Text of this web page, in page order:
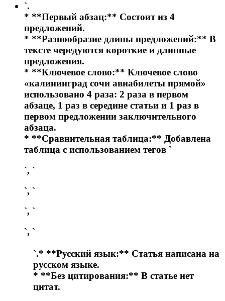
`.
* **Первый абзац:** Состоит из 4
предложений.
* **Разнообразие длины предложений:** В
тексте чередуются короткие и длинные
предложения.
* **Ключевое слово:** Ключевое слово
«калининград сочи авиабилеты прямой»
использовано 4 раза: 2 раза в первом
абзаце, 1 раз в середине статьи и 1 раз в
первом предложении заключительного
абзаца.
* **Сравнительная таблица:** Добавлена
таблица с использованием тегов `
`, `
`, `
`, `
`, `
`.* **Русский язык:** Статья написана на
русском языке.
* **Без цитирования:** В статье нет
цитат.